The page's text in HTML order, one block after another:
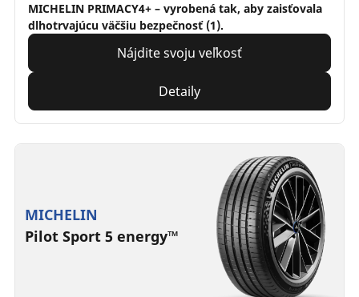
MICHELIN PRIMACY4+ – vyrobená tak, aby zaisťovala
dlhotrvajúcu väčšiu bezpečnosť (1).
Nájdite svoju veľkosť
Detaily
MICHELIN
Pilot Sport 5 energy™